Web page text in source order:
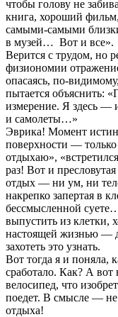
чтобы голову не
книга, хороший
самыми-самыми
в музей… Вот и все».
Верится с трудом, но
физиономии
опасаясь, по-
пытается объяснить:
измерение. Я здесь —
и самолеты…»
Эврика! Момент
поверхности —
отдыхаю»,
раз! Вот и
отдых — ни ум, ни
накрепко запертая в
бессмысленной
выпустить из клетки,
настоящей жизнью —
захотеть это узнать.
Вот тогда я и поняла,
сработало. Как? А
велосипед, что
поедет. В смысле — не
отдыха!